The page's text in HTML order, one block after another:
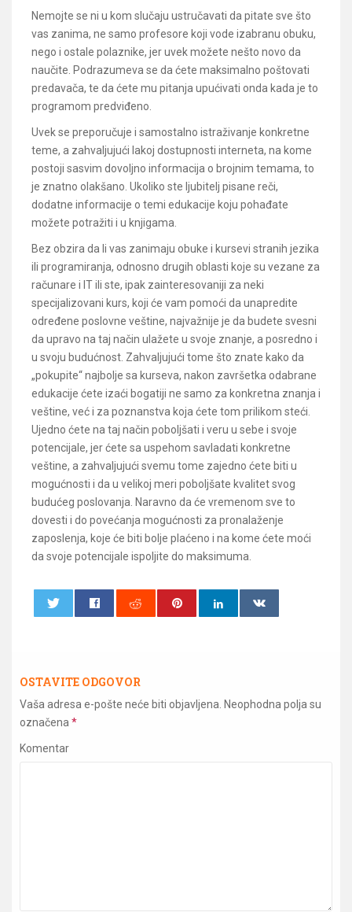
Nemojte se ni u kom slučaju ustručavati da pitate sve što
vas zanima, ne samo profesore koji vode izabranu obuku,
nego i ostale polaznike, jer uvek možete nešto novo da
naučite. Podrazumeva se da ćete maksimalno poštovati
predavača, te da ćete mu pitanja upućivati onda kada je to
programom predviđeno.
Uvek se preporučuje i samostalno istraživanje konkretne
teme, a zahvaljujući lakoj dostupnosti interneta, na kome
postoji sasvim dovoljno informacija o brojnim temama, to
je znatno olakšano. Ukoliko ste ljubitelj pisane reči,
dodatne informacije o temi edukacije koju pohađate
možete potražiti i u knjigama.
Bez obzira da li vas zanimaju obuke i kursevi stranih jezika
ili programiranja, odnosno drugih oblasti koje su vezane za
računare i IT ili ste, ipak zainteresovaniji za neki
specijalizovani kurs, koji će vam pomoći da unapredite
određene poslovne veštine, najvažnije je da budete svesni
da upravo na taj način ulažete u svoje znanje, a posredno i
u svoju budućnost. Zahvaljujući tome što znate kako da
„pokupite“ najbolje sa kurseva, nakon završetka odabrane
edukacije ćete izaći bogatiji ne samo za konkretna znanja i
veštine, već i za poznanstva koja ćete tom prilikom steći.
Ujedno ćete na taj način poboljšati i veru u sebe i svoje
potencijale, jer ćete sa uspehom savladati konkretne
veštine, a zahvaljujući svemu tome zajedno ćete biti u
mogućnosti i da u velikoj meri poboljšate kvalitet svog
budućeg poslovanja. Naravno da će vremenom sve to
dovesti i do povećanja mogućnosti za pronalaženje
zaposlenja, koje će biti bolje plaćeno i na kome ćete moći
da svoje potencijale ispoljite do maksimuma.
OSTAVITE ODGOVOR
Vaša adresa e-pošte neće biti objavljena. Neophodna polja su
označena *
Komentar